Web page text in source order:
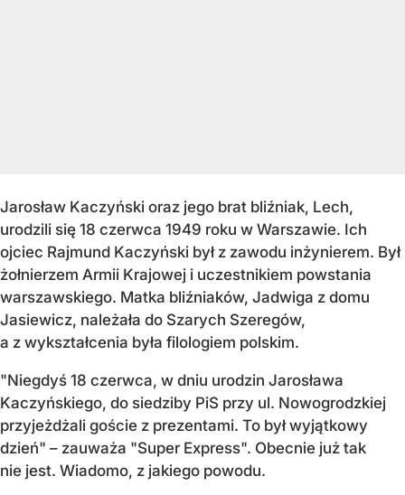
Jarosław Kaczyński oraz jego brat bliźniak, Lech,
urodzili się 18 czerwca 1949 roku w Warszawie. Ich
ojciec Rajmund Kaczyński był z zawodu inżynierem. Był
żołnierzem Armii Krajowej i uczestnikiem powstania
warszawskiego. Matka bliźniaków, Jadwiga z domu
Jasiewicz, należała do Szarych Szeregów,
a z wykształcenia była filologiem polskim.
"Niegdyś 18 czerwca, w dniu urodzin Jarosława
Kaczyńskiego, do siedziby PiS przy ul. Nowogrodzkiej
przyjeżdżali goście z prezentami. To był wyjątkowy
dzień" – zauważa "Super Express". Obecnie już tak
nie jest. Wiadomo, z jakiego powodu.